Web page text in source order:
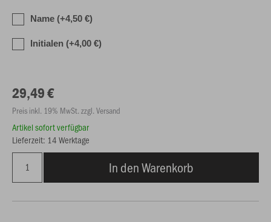
Name (+4,50 €)
Initialen (+4,00 €)
29,49 €
Preis inkl. 19% MwSt. zzgl. Versand
Artikel sofort verfügbar
Lieferzeit: 14 Werktage
In den Warenkorb